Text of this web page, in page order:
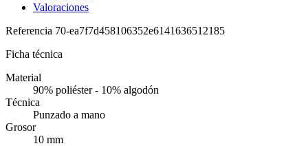
Valoraciones
Referencia 70-ea7f7d458106352e6141636512185
Ficha técnica
Material
90% poliéster - 10% algodón
Técnica
Punzado a mano
Grosor
10 mm